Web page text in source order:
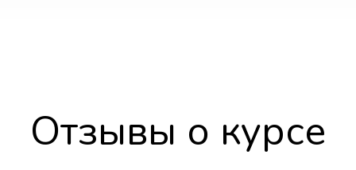
Отзывы о курсе
Написать в WhatsApp